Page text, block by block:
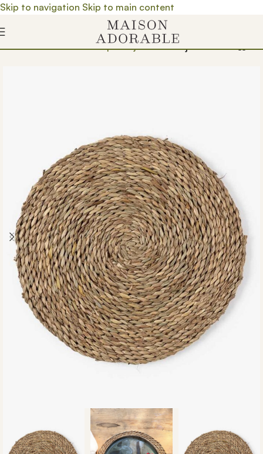
Skip to navigation Skip to main content
Почетна/ Prodavnica/ Trpezarija/ Sto/ Tanjiri